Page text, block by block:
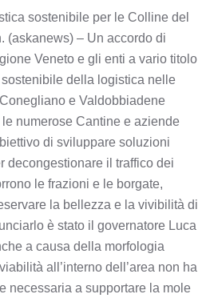
sostenibile per le Colline del
(askanews) – Un accordo di
Veneto e gli enti a vario titolo
della logistica nelle
e Valdobbiadene
numerose Cantine e aziende
di sviluppare soluzioni
decongestionare il traffico dei
le frazioni e le borgate,
la bellezza e la vivibilità di
è stato il governatore Luca
a causa della morfologia
all’interno dell’area non ha
necessaria a supportare la mole